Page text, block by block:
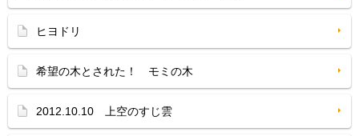
ヒヨドリ
希望の木とされた！ モミの木
2012.10.10 上空のすじ雲